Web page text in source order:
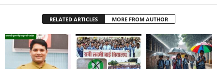
RELATED ARTICLES MORE FROM AUTHOR